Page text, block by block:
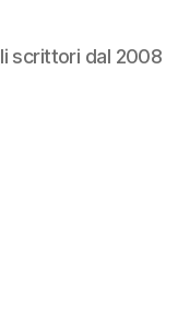
scrittori dal 2008